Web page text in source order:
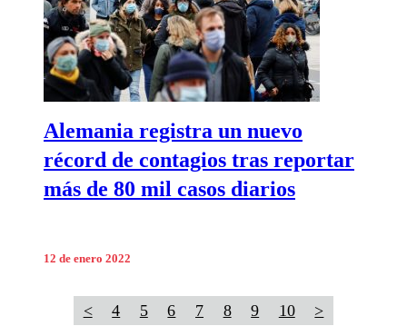
Alemania registra un nuevo
récord de contagios tras reportar
más de 80 mil casos diarios
12 de enero 2022
< 4 5 6 7 8 9 10 >